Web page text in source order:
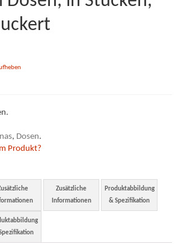
.
, Dosen.
Produkt?
Zusätzliche
Informationen
Produktabbildung
& Spezifikation